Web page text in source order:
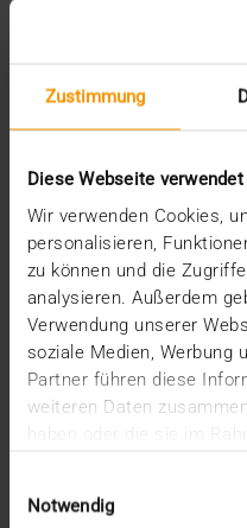
Zustimmung
Diese Webseite
Wir verwenden Cookies,
personalisieren,
zu können und die
analysieren. Außerdem
Verwendung unserer
soziale Medien, Werbung
Partner führen diese
weiteren Daten
Notwendig
(Erwägungsgrund 68,
Technik. Darüber hinaus ist
über mobile Datenträger wie
verschlüsselte E-Mail
bei IHE lohnt sich. Denn die
Dr. Marc Kämmerer
Letzte
Der EHDS – ein
Innovation
Der EU AI Act im
Radiologie ein